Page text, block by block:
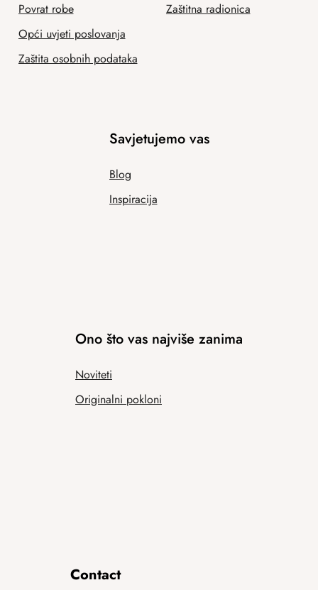
Povrat robe
Opći uvjeti poslovanja
Zaštita osobnih podataka
Zaštitna radionica
Savjetujemo vas
Blog
Inspiracija
Ono što vas najviše zanima
Noviteti
Originalni pokloni
Contact